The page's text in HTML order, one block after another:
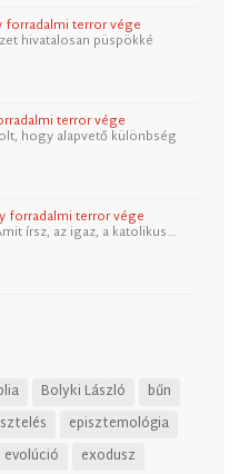
forradalmi terror vége
hivatalosan püspökké
terror vége
hogy alapvető különbség
forradalmi terror vége
írsz, az igaz, a katolikus…
Bolyki László
bűn
episztemológia
evolúció
exodusz